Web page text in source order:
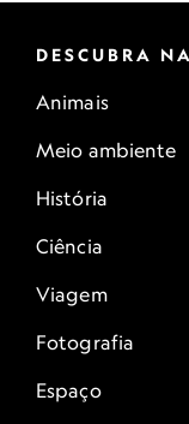
DESCUBRA
Animais
Meio ambiente
História
Ciência
Viagem
Fotografia
Espaço